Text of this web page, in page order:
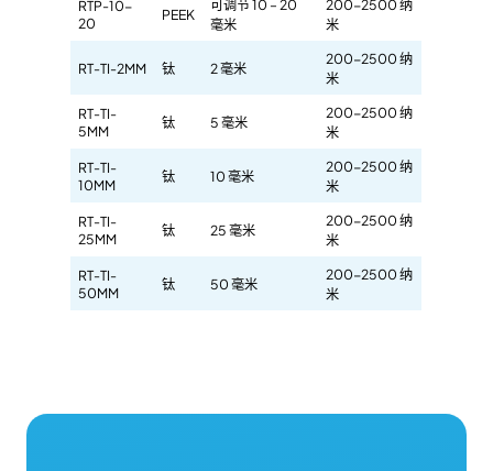
RTP-10-
20
PEEK
可调节 10 – 20
毫米
200-2500 纳
米
RT-TI-2MM 钛 2 毫米
200-2500 纳
米
RT-TI-
5MM
钛 5 毫米
200-2500 纳
米
RT-TI-
10MM
钛 10 毫米
200-2500 纳
米
RT-TI-
25MM
钛 25 毫米
200-2500 纳
米
RT-TI-
50MM
钛 50 毫米
200-2500 纳
米